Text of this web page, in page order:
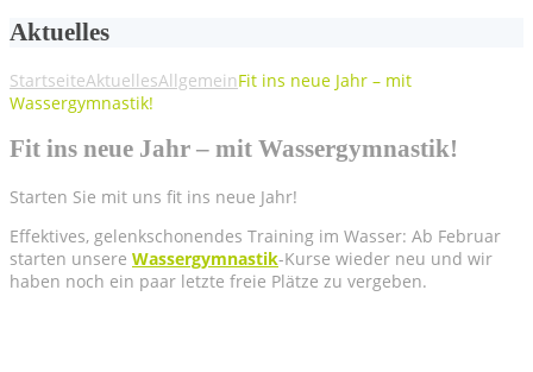
Aktu­el­les
StartseiteAktu­el­lesAllgemeinFit ins neue Jahr – mit
Wassergymnastik!
Fit ins neue Jahr – mit Wassergymnastik!
Star­ten Sie mit uns fit ins neue Jahr!
Effek­ti­ves, gelenk­scho­nen­des Trai­ning im Was­ser: Ab Febru­ar
star­ten unse­re Was­ser­gym­nas­tik-Kur­se wie­der neu und wir
haben noch ein paar letz­te freie Plät­ze zu vergeben.